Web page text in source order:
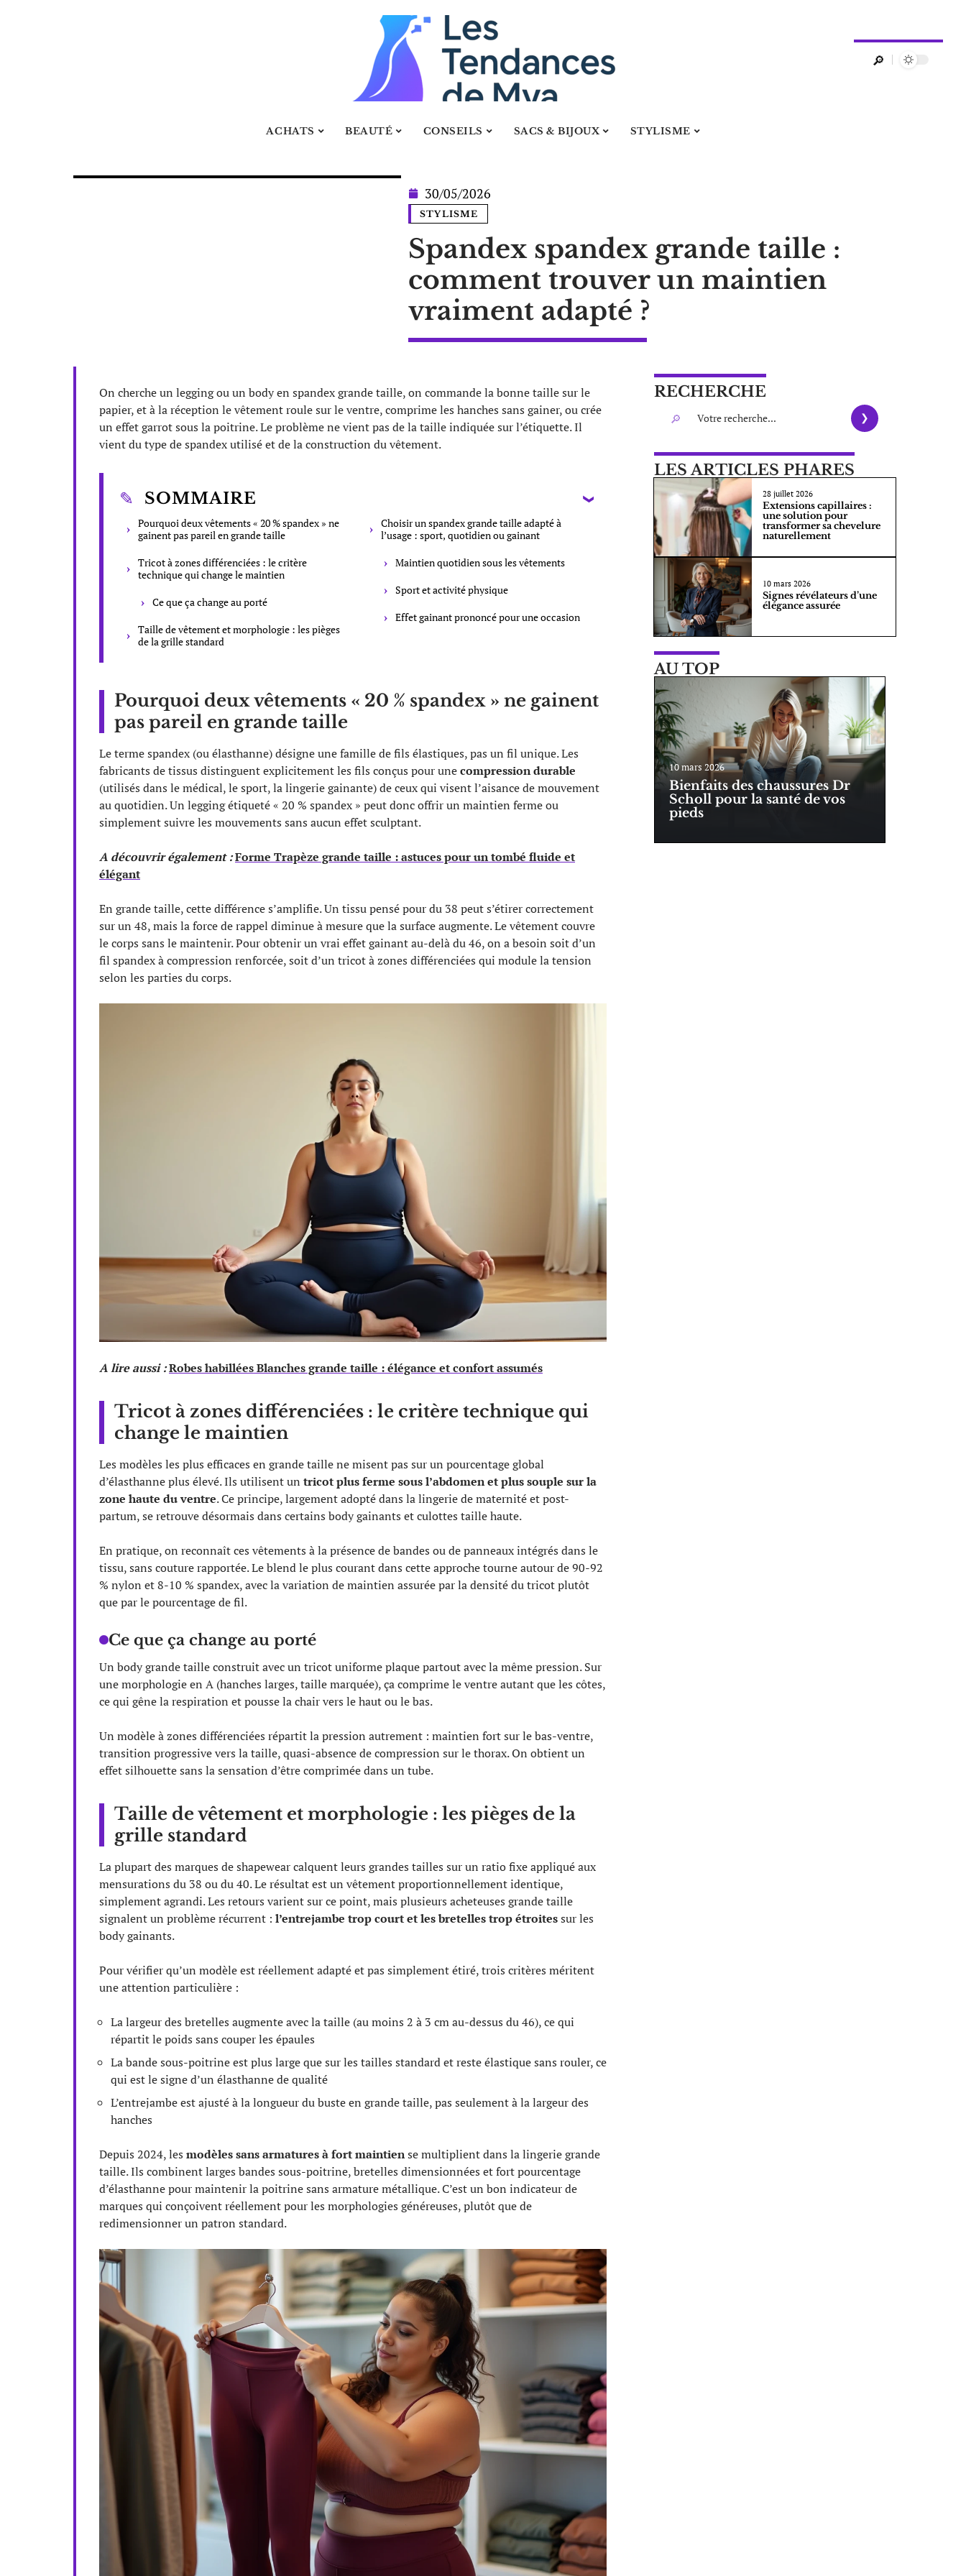
ACHATS BEAUTÉ CONSEILS SACS & BIJOUX STYLISME
30/05/2026
STYLISME
Spandex spandex grande taille :
comment trouver un maintien
vraiment adapté ?
On cherche un legging ou un body en spandex grande taille, on commande la bonne taille sur le
papier, et à la réception le vêtement roule sur le ventre, comprime les hanches sans gainer, ou crée
un effet garrot sous la poitrine. Le problème ne vient pas de la taille indiquée sur l’étiquette. Il
vient du type de spandex utilisé et de la construction du vêtement.
SOMMAIRE
Pourquoi deux vêtements « 20 % spandex » ne
gainent pas pareil en grande taille
Tricot à zones différenciées : le critère
technique qui change le maintien
Ce que ça change au porté
Taille de vêtement et morphologie : les pièges
de la grille standard
Choisir un spandex grande taille adapté à
l’usage : sport, quotidien ou gainant
Maintien quotidien sous les vêtements
Sport et activité physique
Effet gainant prononcé pour une occasion
Pourquoi deux vêtements « 20 % spandex » ne gainent
pas pareil en grande taille
Le terme spandex (ou élasthanne) désigne une famille de fils élastiques, pas un fil unique. Les
fabricants de tissus distinguent explicitement les fils conçus pour unecompression durable
(utilisés dans le médical, le sport, la lingerie gainante) de ceux qui visent l’aisance de mouvement
au quotidien. Un legging étiqueté « 20 % spandex » peut donc offrir un maintien ferme ou
simplement suivre les mouvements sans aucun effet sculptant.
A découvrir également :Forme Trapèze grande taille : astuces pour un tombé fluide et
élégant
En grande taille, cette différence s’amplifie. Un tissu pensé pour du 38 peut s’étirer correctement
sur un 48, mais la force de rappel diminue à mesure que la surface augmente. Le vêtement couvre
le corps sans le maintenir. Pour obtenir un vrai effet gainant au-delà du 46, on a besoin soit d’un
fil spandex à compression renforcée, soit d’un tricot à zones différenciées qui module la tension
selon les parties du corps.
A lire aussi :Robes habillées Blanches grande taille : élégance et confort assumés
Tricot à zones différenciées : le critère technique qui
change le maintien
Les modèles les plus efficaces en grande taille ne misent pas sur un pourcentage global
d’élasthanne plus élevé. Ils utilisent un tricot plus ferme sous l’abdomen et plus souple sur la
zone haute du ventre. Ce principe, largement adopté dans la lingerie de maternité et post-
partum, se retrouve désormais dans certains body gainants et culottes taille haute.
En pratique, on reconnaît ces vêtements à la présence de bandes ou de panneaux intégrés dans le
tissu, sans couture rapportée. Le blend le plus courant dans cette approche tourne autour de 90-92
% nylon et 8-10 % spandex, avec la variation de maintien assurée par la densité du tricot plutôt
que par le pourcentage de fil.
Ce que ça change au porté
Un body grande taille construit avec un tricot uniforme plaque partout avec la même pression. Sur
une morphologie en A (hanches larges, taille marquée), ça comprime le ventre autant que les côtes,
ce qui gêne la respiration et pousse la chair vers le haut ou le bas.
Un modèle à zones différenciées répartit la pression autrement : maintien fort sur le bas-ventre,
transition progressive vers la taille, quasi-absence de compression sur le thorax. On obtient un
effet silhouette sans la sensation d’être comprimée dans un tube.
Taille de vêtement et morphologie : les pièges de la
grille standard
La plupart des marques de shapewear calquent leurs grandes tailles sur un ratio fixe appliqué aux
mensurations du 38 ou du 40. Le résultat est un vêtement proportionnellement identique,
simplement agrandi. Les retours varient sur ce point, mais plusieurs acheteuses grande taille
signalent un problème récurrent : l’entrejambe trop court et les bretelles trop étroitessur les
body gainants.
Pour vérifier qu’un modèle est réellement adapté et pas simplement étiré, trois critères méritent
une attention particulière :
La largeur des bretelles augmente avec la taille (au moins 2 à 3 cm au-dessus du 46), ce qui
répartit le poids sans couper les épaules
La bande sous-poitrine est plus large que sur les tailles standard et reste élastique sans rouler, ce
qui est le signe d’un élasthanne de qualité
L’entrejambe est ajusté à la longueur du buste en grande taille, pas seulement à la largeur des
hanches
Depuis 2024, les modèles sans armatures à fort maintiense multiplient dans la lingerie grande
taille. Ils combinent larges bandes sous-poitrine, bretelles dimensionnées et fort pourcentage
d’élasthanne pour maintenir la poitrine sans armature métallique. C’est un bon indicateur de
marques qui conçoivent réellement pour les morphologies généreuses, plutôt que de
redimensionner un patron standard.
RECHERCHE
LES ARTICLES PHARES
28 juillet 2026
Extensions capillaires :
une solution pour
transformer sa chevelure
naturellement
10 mars 2026
Signes révélateurs d’une
élégance assurée
AU TOP
10 mars 2026
Bienfaits des chaussures Dr
Scholl pour la santé de vos
pieds